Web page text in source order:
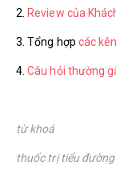
2. Review của
3. Tổng hợp các
4.Câu hỏi thường
từ khoá
thuốc trị tiểu